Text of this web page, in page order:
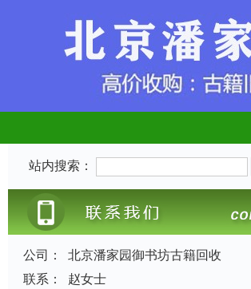
站内搜索：
公司：
北京潘家园御书坊古籍回收
联系：
赵女士